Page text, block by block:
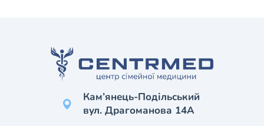
Кам’янець-Подільський
вул. Драгоманова 14А